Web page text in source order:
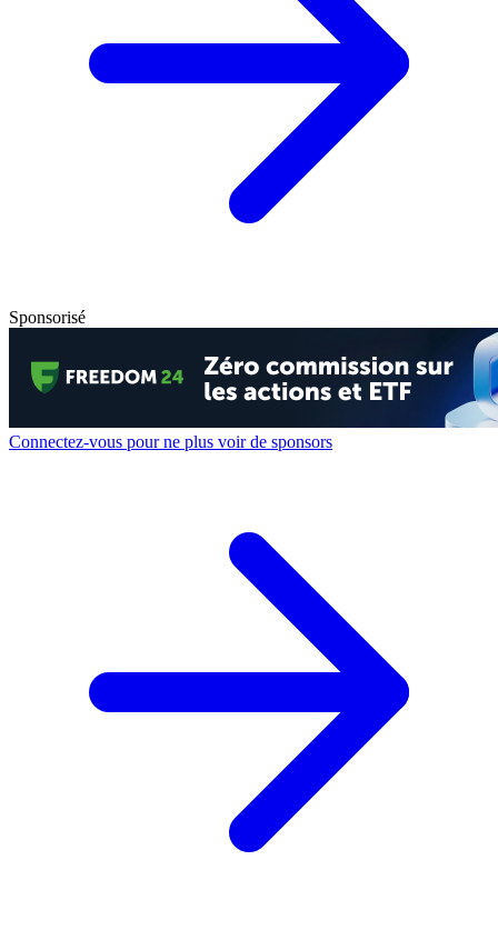
Sponsorisé
Connectez-vous pour ne plus voir de sponsors